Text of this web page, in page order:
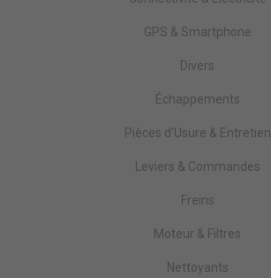
GPS & Smartphone
Divers
Échappements
Pièces d'Usure & Entretien
Leviers & Commandes
Freins
Moteur & Filtres
Nettoyants